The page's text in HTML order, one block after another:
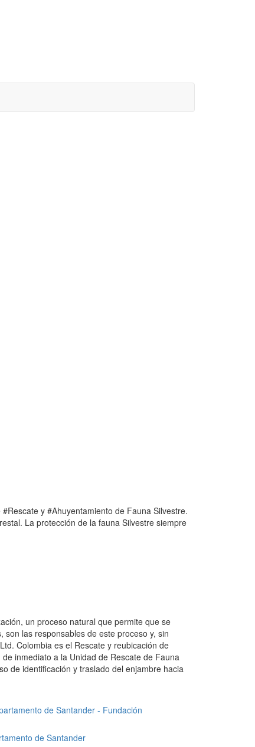
y #Ahuyentamiento de Fauna Silvestre.
La protección de la fauna Silvestre siempre
un proceso natural que permite que se
las responsables de este proceso y, sin
Colombia es el Rescate y reubicación de
inmediato a la Unidad de Rescate de Fauna
de identificación y traslado del enjambre hacia
de Santander